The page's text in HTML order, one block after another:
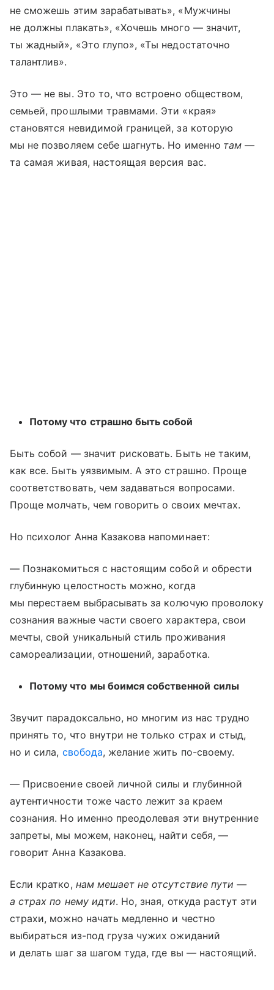
не сможешь этим зарабатывать», «Мужчины
не должны плакать», «Хочешь много — значит,
ты жадный», «Это глупо», «Ты недостаточно
талантлив».
Это — не вы. Это то, что встроено обществом,
семьей, прошлыми травмами. Эти «края»
становятся невидимой границей, за которую
мы не позволяем себе шагнуть. Но именно там —
та самая живая, настоящая версия вас.
Потому что страшно быть собой
Быть собой — значит рисковать. Быть не таким,
как все. Быть уязвимым. А это страшно. Проще
соответствовать, чем задаваться вопросами.
Проще молчать, чем говорить о своих мечтах.
Но психолог Анна Казакова напоминает:
— Познакомиться с настоящим собой и обрести
глубинную целостность можно, когда
мы перестаем выбрасывать за колючую проволоку
сознания важные части своего характера, свои
мечты, свой уникальный стиль проживания
самореализации, отношений, заработка.
Потому что мы боимся собственной силы
Звучит парадоксально, но многим из нас трудно
принять то, что внутри не только страх и стыд,
но и сила, свобода, желание жить по-своему.
— Присвоение своей личной силы и глубинной
аутентичности тоже часто лежит за краем
сознания. Но именно преодолевая эти внутренние
запреты, мы можем, наконец, найти себя, —
говорит Анна Казакова.
Если кратко, нам мешает не отсутствие пути —
а страх по нему идти. Но, зная, откуда растут эти
страхи, можно начать медленно и честно
выбираться из-под груза чужих ожиданий
и делать шаг за шагом туда, где вы — настоящий.